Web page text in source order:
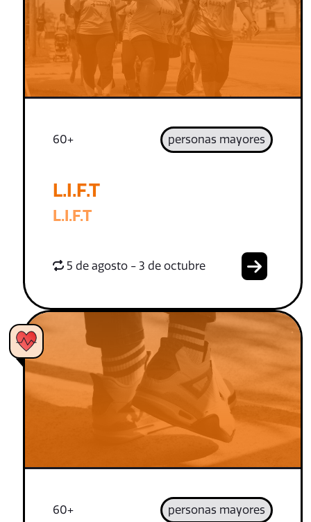
60+ personas mayores
L.I.F.T
L.I.F.T
5 de agosto - 3 de octubre
60+ personas mayores